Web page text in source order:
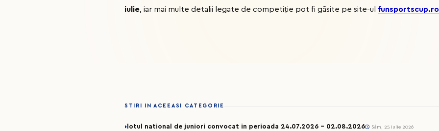
iulie , iar mai multe detalii legate de competiție pot fi găsite pe site-ul funsportscup.ro
STIRI IN ACEEASI CATEGORIE
lotul national de juniori convocat in perioada 24.07.2026 – 02.08.2026 Sâm, 25 iulie 2026